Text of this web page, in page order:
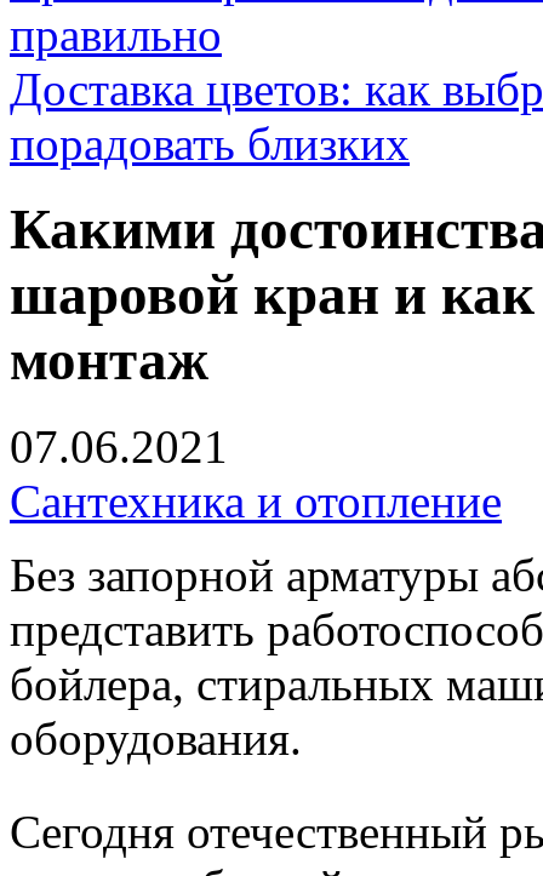
правильно
Доставка цветов: как
порадовать близких
Какими
шаровой кран и как
монтаж
07.06.2021
Сантехника и отопление
Без запорной арматуры
представить
бойлера, стиральных
оборудования.
Сегодня отечественный